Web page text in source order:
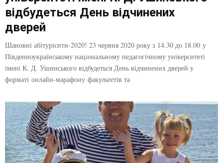
відбудеться День відчинених
дверей
Шановні абітурієнти-2020! 23 червня 2020 року з 14.30 до 18.00 у
Південноукраїнському національному педагогічному університеті
імені К. Д. Ушинського відбудеться День відчинених дверей у
форматі онлайн-марафону факультетів та